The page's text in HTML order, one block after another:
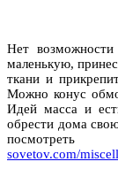
Нет
маленькую,
ткани и
Можно конус
Идей масса и
обрести дома
sovetov.com/